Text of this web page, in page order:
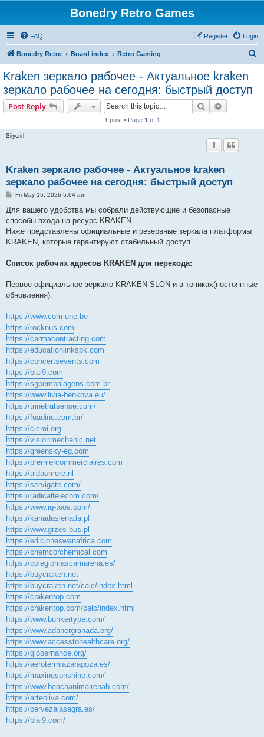
Bonedry Retro Games
FAQ Login
Register
Bonedry Retro Board index Retro Gaming
Kraken зеркало рабочее - Актуальное kraken
зеркало рабочее на сегодня: быстрый доступ
Post Reply Search
1 post • Page 1 of 1
Siiycrirl
Kraken зеркало рабочее - Актуальное kraken
зеркало рабочее на сегодня: быстрый доступ
P
s
Fri May 15, 2026 5:04 am
Для вашего удобства мы собрали действующие и безопасные
способы входа на ресурс KRAKEN.
Ниже представлены официальные и резервные зеркала платформы
KRAKEN, которые гарантируют стабильный доступ.
Список рабочих адресов KRAKEN для перехода:
Первое официальное зеркало KRAKEN SLON и в топиках(постоянные
обновления):
https://www.com-une.be
https://rocknus.com
https://carmacontracting.com
https://educationlinkspk.com
https://concertsevents.com
https://blai9.com
https://sgpembalagens.com.br
https://www.livia-benkova.eu/
https://trinetratsense.com/
https://fuadinc.com.br/
https://cicmi.org
https://visionmechanic.net
https://greensky-eg.com
https://premiercommercialres.com
https://aidasmore.nl
https://servigate.com/
https://radicaltelecom.com/
https://www.iq-toos.com/
https://kanadasienada.pl
https://www.grzes-bus.pl
https://edicioneswanafrica.com
https://chemcorchemical.com
https://colegiomascamarena.es/
https://buycraken.net
https://buycraken.net/calc/index.html
https://crakentop.com
https://crakentop.com/calc/index.html
https://www.bunkertype.com/
https://www.adanergranada.org/
https://www.accesstohealthcare.org/
https://globernance.org/
https://aerotermiazaragoza.es/
https://maxinesonshine.com/
https://www.beachanimalrehab.com/
https://arteoliva.com/
https://cervezalasagra.es/
https://blai9.com/